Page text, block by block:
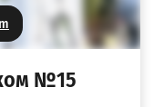
№15